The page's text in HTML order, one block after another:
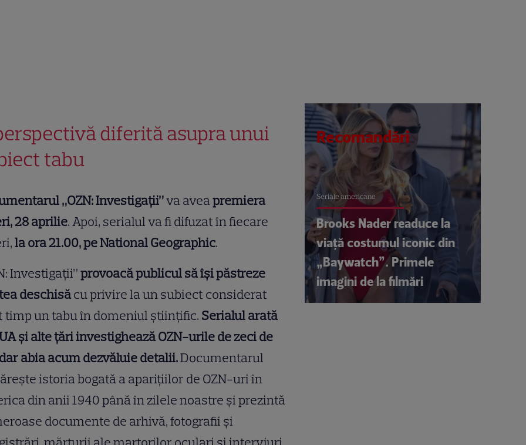
diferită asupra unui
tabu
„OZN: Investigații”va aveapremiera
28 aprilie. Apoi, serialul va fi difuzat în fiecare
la ora 21.00, pe National Geographic.
Investigații”provoacă publicul să își păstreze
deschisăcu privire la un subiect considerat
timp un tabu în domeniul științific. Serialul arată
și alte țări investighează OZN-urile de zeci de
abia acum dezvăluie detalii.Documentarul
istoria bogată a aparițiilor de OZN-uri în
din anii 1940 până în zilele noastre și prezintă
documente de arhivă, fotografii și
Recomandări
Seriale americane
Brooks Nader readuce la
viață costumul iconic din
„Baywatch”. Primele
imagini de la filmări